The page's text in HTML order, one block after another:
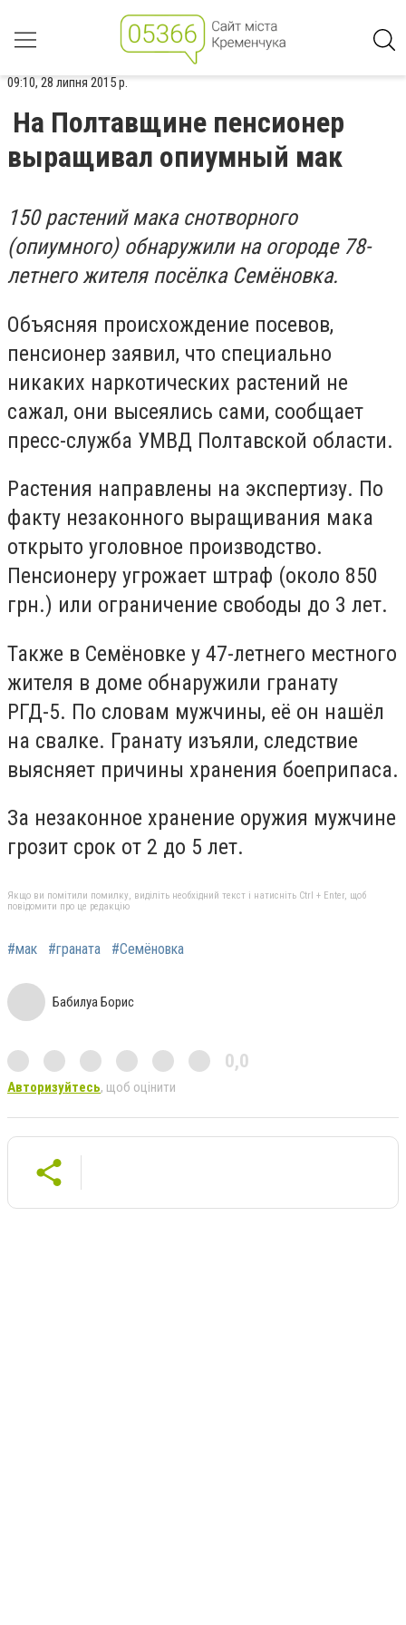
09:10, 28 липня 2015 р.
На Полтавщине пенсионер
выращивал опиумный мак
150 растений мака снотворного
(опиумного) обнаружили на огороде 78-
летнего жителя посёлка Семёновка.
Объясняя происхождение посевов,
пенсионер заявил, что специально
никаких наркотических растений не
сажал, они высеялись сами, сообщает
пресс-служба УМВД Полтавской области.
Растения направлены на экспертизу. По
факту незаконного выращивания мака
открыто уголовное производство.
Пенсионеру угрожает штраф (около 850
грн.) или ограничение свободы до 3 лет.
Также в Семёновке у 47-летнего местного
жителя в доме обнаружили гранату
РГД-5. По словам мужчины, её он нашёл
на свалке. Гранату изъяли, следствие
выясняет причины хранения боеприпаса.
За незаконное хранение оружия мужчине
грозит срок от 2 до 5 лет.
Якщо ви помітили помилку, виділіть необхідний текст і натисніть Ctrl + Enter, щоб
повідомити про це редакцію
#мак #граната #Семёновка
Бабилуа Борис
0,0
Авторизуйтесь, щоб оцінити